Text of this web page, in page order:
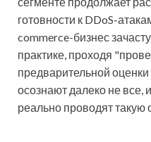
готовности к DDoS-
commerce-бизнес
практике, проходя
предварительной оценки
осознают далеко не
реально проводят такую